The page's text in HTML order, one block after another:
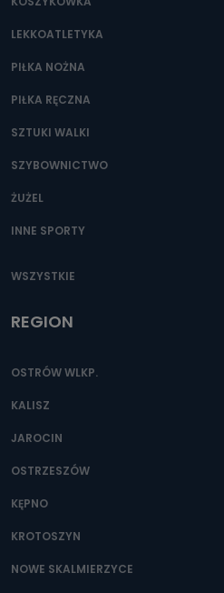
LEKKOATLETYKA
PIŁKA NOŻNA
PIŁKA RĘCZNA
SZTUKI WALKI
SZYBOWNICTWO
ŻUŻEL
INNE SPORTY
WSZYSTKIE
REGION
OSTRÓW WLKP.
KALISZ
JAROCIN
OSTRZESZÓW
KĘPNO
KROTOSZYN
NOWE SKALMIERZYCE